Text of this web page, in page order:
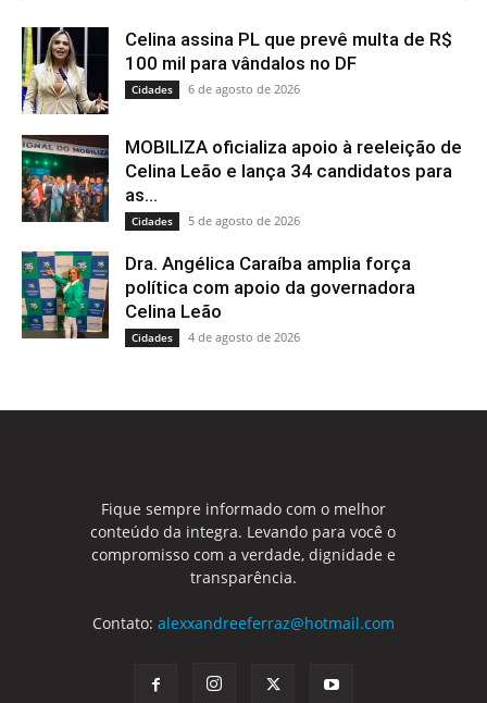
Celina assina PL que prevê multa de R$
100 mil para vândalos no DF
Cidades 6 de agosto de 2026
MOBILIZA oficializa apoio à reeleição de
Celina Leão e lança 34 candidatos para
as...
Cidades 5 de agosto de 2026
Dra. Angélica Caraíba amplia força
política com apoio da governadora
Celina Leão
Cidades 4 de agosto de 2026
Fique sempre informado com o melhor
conteúdo da integra. Levando para você o
compromisso com a verdade, dignidade e
transparência.
Contato: alexxandreeferraz@hotmail.com